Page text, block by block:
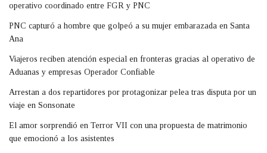
operativo coordinado entre FGR y PNC
PNC capturó a hombre que golpeó a su mujer embarazada en Santa
Ana
Viajeros reciben atención especial en fronteras gracias al operativo de
Aduanas y empresas Operador Confiable
Arrestan a dos repartidores por protagonizar pelea tras disputa por un
viaje en Sonsonate
El amor sorprendió en Terror VII con una propuesta de matrimonio
que emocionó a los asistentes